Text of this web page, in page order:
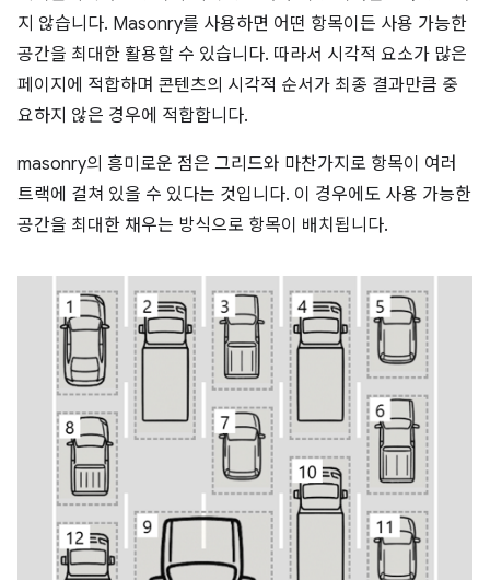
지 않습니다. Masonry를 사용하면 어떤 항목이든 사용 가능한
공간을 최대한 활용할 수 있습니다. 따라서 시각적 요소가 많은
페이지에 적합하며 콘텐츠의 시각적 순서가 최종 결과만큼 중
요하지 않은 경우에 적합합니다.
masonry의 흥미로운 점은 그리드와 마찬가지로 항목이 여러
트랙에 걸쳐 있을 수 있다는 것입니다. 이 경우에도 사용 가능한
공간을 최대한 채우는 방식으로 항목이 배치됩니다.